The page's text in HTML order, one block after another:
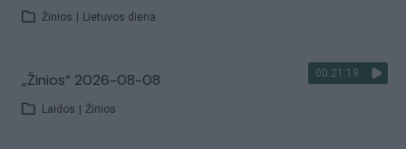
Žinios Lietuvos diena
00:21:19
„Žinios“ 2026-08-08
Laidos Žinios